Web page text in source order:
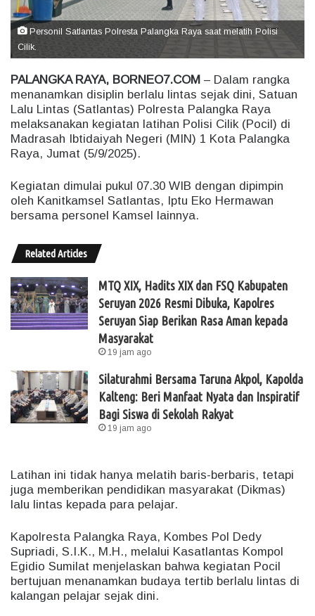
l
Personil Satlantas Polresta Palangka Raya saat melatih Polisi
Cilik.
PALANGKA RAYA, BORNEO7.COM – Dalam rangka
menanamkan disiplin berlalu lintas sejak dini, Satuan
Lalu Lintas (Satlantas) Polresta Palangka Raya
melaksanakan kegiatan latihan Polisi Cilik (Pocil) di
Madrasah Ibtidaiyah Negeri (MIN) 1 Kota Palangka
Raya, Jumat (5/9/2025).
Kegiatan dimulai pukul 07.30 WIB dengan dipimpin
oleh Kanitkamsel Satlantas, Iptu Eko Hermawan
bersama personel Kamsel lainnya.
Related Articles
MTQ XIX, Hadits XIX dan FSQ Kabupaten
Seruyan 2026 Resmi Dibuka, Kapolres
Seruyan Siap Berikan Rasa Aman kepada
Masyarakat
19 jam ago
Silaturahmi Bersama Taruna Akpol, Kapolda
Kalteng: Beri Manfaat Nyata dan Inspiratif
Bagi Siswa di Sekolah Rakyat
19 jam ago
Latihan ini tidak hanya melatih baris-berbaris, tetapi
juga memberikan pendidikan masyarakat (Dikmas)
lalu lintas kepada para pelajar.
Kapolresta Palangka Raya, Kombes Pol Dedy
Supriadi, S.I.K., M.H., melalui Kasatlantas Kompol
Egidio Sumilat menjelaskan bahwa kegiatan Pocil
bertujuan menanamkan budaya tertib berlalu lintas di
kalangan pelajar sejak dini.